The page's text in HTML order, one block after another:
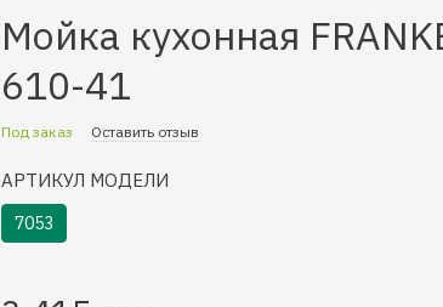
Мойка кухонная
610-41
Под заказ Оставить отзыв
АРТИКУЛ МОДЕЛИ
7053